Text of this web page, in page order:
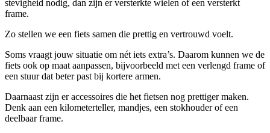
stevigheid nodig, dan zijn er versterkte wielen of een versterkt
frame.
Zo stellen we een fiets samen die prettig en vertrouwd voelt.
Soms vraagt jouw situatie om nét iets extra’s. Daarom kunnen we de
fiets ook op maat aanpassen, bijvoorbeeld met een verlengd frame of
een stuur dat beter past bij kortere armen.
Daarnaast zijn er accessoires die het fietsen nog prettiger maken.
Denk aan een kilometerteller, mandjes, een stokhouder of een
deelbaar frame.